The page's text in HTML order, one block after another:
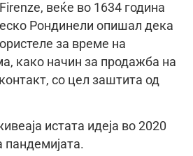
веќе во 1634 година
Рондинели опишал дека
за време на
како начин за продажба на
со цел заштита од
истата идеја во 2020
пандемијата.